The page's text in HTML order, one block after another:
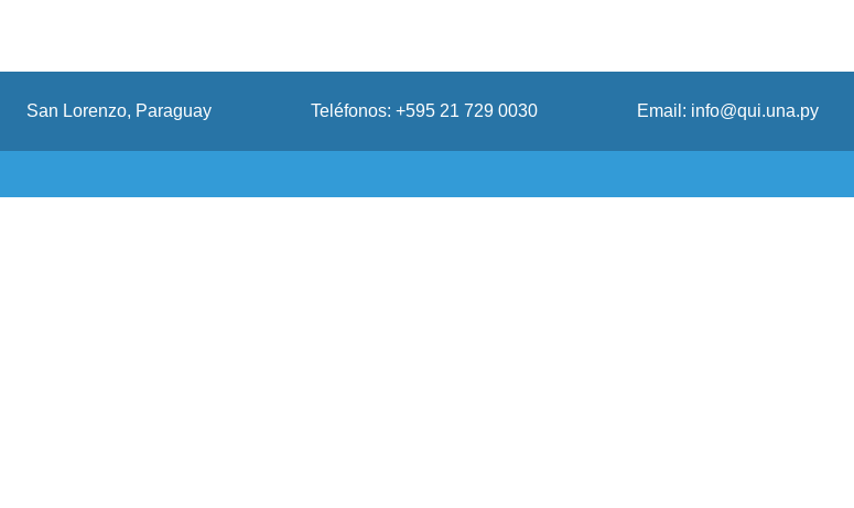
San Lorenzo, Paraguay Teléfonos: +595 21 729 0030 Email: info@qui.una.py